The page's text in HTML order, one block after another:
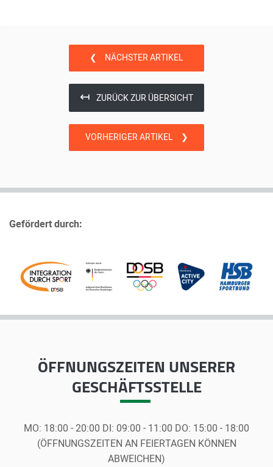
❮ NÄCHSTER ARTIKEL
↤ ZURÜCK ZUR ÜBERSICHT
VORHERIGER ARTIKEL ❯
Gefördert durch:
ÖFFNUNGSZEITENUNSERER
GESCHÄFTSSTELLE
MO: 18:00 - 20:00 DI: 09:00 - 11:00 DO: 15:00 - 18:00
(ÖFFNUNGSZEITEN AN FEIERTAGEN KÖNNEN
ABWEICHEN)